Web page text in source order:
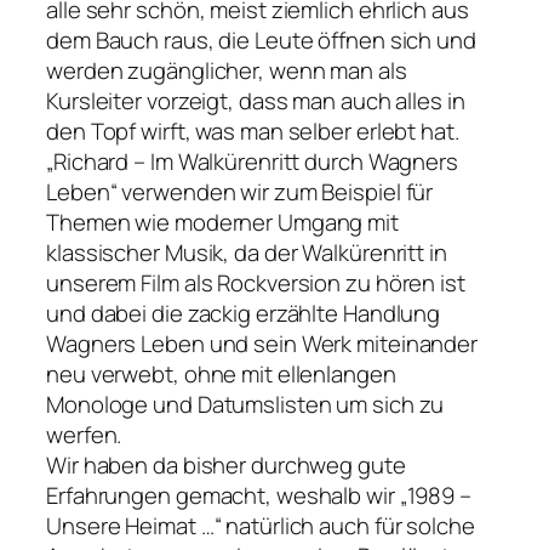
alle sehr schön, meist ziemlich ehrlich aus
dem Bauch raus, die Leute öffnen sich und
werden zugänglicher, wenn man als
Kursleiter vorzeigt, dass man auch alles in
den Topf wirft, was man selber erlebt hat.
„Richard – Im Walkürenritt durch Wagners
Leben“ verwenden wir zum Beispiel für
Themen wie moderner Umgang mit
klassischer Musik, da der Walkürenritt in
unserem Film als Rockversion zu hören ist
und dabei die zackig erzählte Handlung
Wagners Leben und sein Werk miteinander
neu verwebt, ohne mit ellenlangen
Monologe und Datumslisten um sich zu
werfen.
Wir haben da bisher durchweg gute
Erfahrungen gemacht, weshalb wir „1989 –
Unsere Heimat …“ natürlich auch für solche